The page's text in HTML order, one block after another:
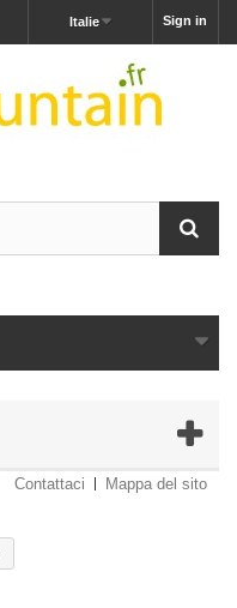
Sign in
Italie
Contattaci Mappa del sito